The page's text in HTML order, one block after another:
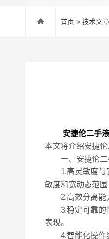
首页 > 技术文章
安捷伦二手
本文将介绍安捷
一、安捷伦二
1.高灵敏度与宽
敏度和宽动态范围
2.高效分离能力
3.稳定可靠的性
表现。
4.智能化操作界